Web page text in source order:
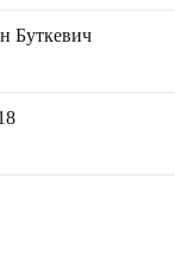
Буткевич